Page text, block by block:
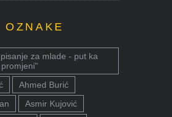
OZNAKE
za mlade - put ka
Ahmed Burić
Asmir Kujović